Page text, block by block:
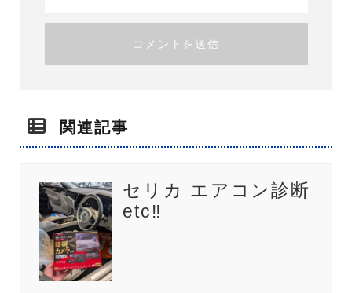
関連記事
セリカ エアコン診断
etc‼️